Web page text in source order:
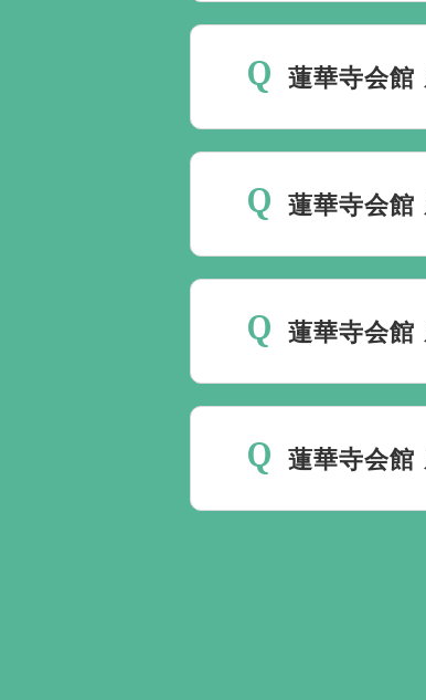
はなく、近年で
蓮華寺会
蓮華寺会
ください。
蓮華寺会
蓮華寺会